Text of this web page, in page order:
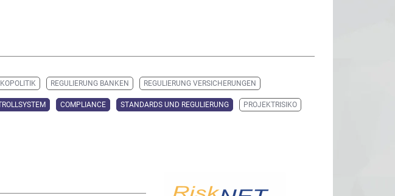
REGULIERUNG BANKEN REGULIERUNG VERSICHERUNGEN
COMPLIANCE STANDARDS UND REGULIERUNG PROJEKTRISIKO